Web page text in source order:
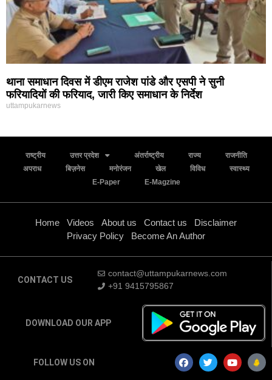
थाना समाधान दिवस में डीएम राजेश पांडे और एसपी ने सुनी
फरियादियों की फरियाद, जारी किए समाधान के निर्देश
uttampukarnews
राष्ट्रीय उत्तर प्रदेश अंतर्राष्ट्रीय राज्य
राजनीति
अपराध
बिज़नेस मनोरंजन खेल विविध
स्वास्थ्य
E-Paper
E-Magzine
Home Videos About us Contact us
Disclaimer
Privacy Policy
Become An Author
CONTACT US
contact@uttampukarnews.com
+91 9415795867
DOWNLOAD OUR APP
FOLLOW US ON